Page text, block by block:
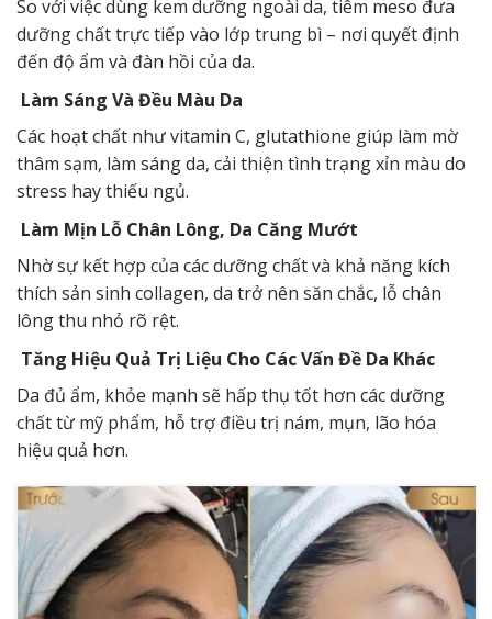
So với việc dùng kem dưỡng ngoài da, tiêm meso đưa
dưỡng chất trực tiếp vào lớp trung bì – nơi quyết định
đến độ ẩm và đàn hồi của da.
Làm Sáng Và Đều Màu Da
Các hoạt chất như vitamin C, glutathione giúp làm mờ
thâm sạm, làm sáng da, cải thiện tình trạng xỉn màu do
stress hay thiếu ngủ.
Làm Mịn Lỗ Chân Lông, Da Căng Mướt
Nhờ sự kết hợp của các dưỡng chất và khả năng kích
thích sản sinh collagen, da trở nên săn chắc, lỗ chân
lông thu nhỏ rõ rệt.
Tăng Hiệu Quả Trị Liệu Cho Các Vấn Đề Da Khác
Da đủ ẩm, khỏe mạnh sẽ hấp thụ tốt hơn các dưỡng
chất từ mỹ phẩm, hỗ trợ điều trị nám, mụn, lão hóa
hiệu quả hơn.